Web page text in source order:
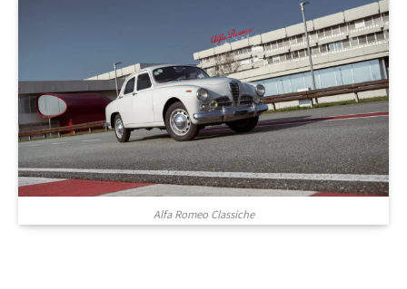
Alfa Romeo Classiche